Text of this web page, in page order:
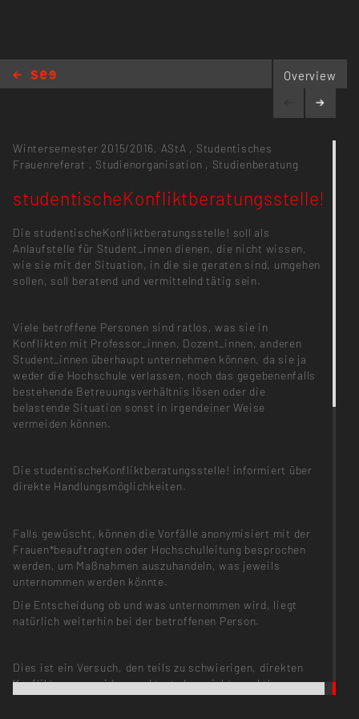
Overview
Wintersemester 2015/2016, AStA , Studentisches
Frauenreferat , Studienorganisation , Studienberatung
studentischeKonfliktberatungsstelle!
Die studentischeKonfliktberatungsstelle! soll als
Anlaufstelle für Student_innen dienen, die nicht wissen,
wie sie mit der Situation, in die sie geraten sind, umgehen
sollen, soll beratend und vermittelnd tätig sein.
Viele betroffene Personen sind ratlos, was sie in
Konflikten mit Professor_innen, Dozent_innen, anderen
Student_innen überhaupt unternehmen können, da sie ja
weder die Hochschule verlassen, noch das gegebenenfalls
bestehende Betreuungsverhältnis lösen oder die
belastende Situation sonst in irgendeiner Weise
vermeiden können.
Die studentischeKonfliktberatungsstelle! informiert über
direkte Handlungsmöglichkeiten.
Falls gewüscht, können die Vorfälle anonymisiert mit der
Frauen*beauftragten oder Hochschulleitung besprochen
werden, um Maßnahmen auszuhandeln, was jeweils
unternommen werden könnte.
Die Entscheidung ob und was unternommen wird, liegt
natürlich weiterhin bei der betroffenen Person.
Dies ist ein Versuch, den teils zu schwierigen, direkten
Konflikt zu vermeiden, und trotzdem nicht machtlos zu
sein.